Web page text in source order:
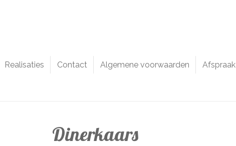
Realisaties Contact Algemene voorwaarden Afspraak
Dinerkaars